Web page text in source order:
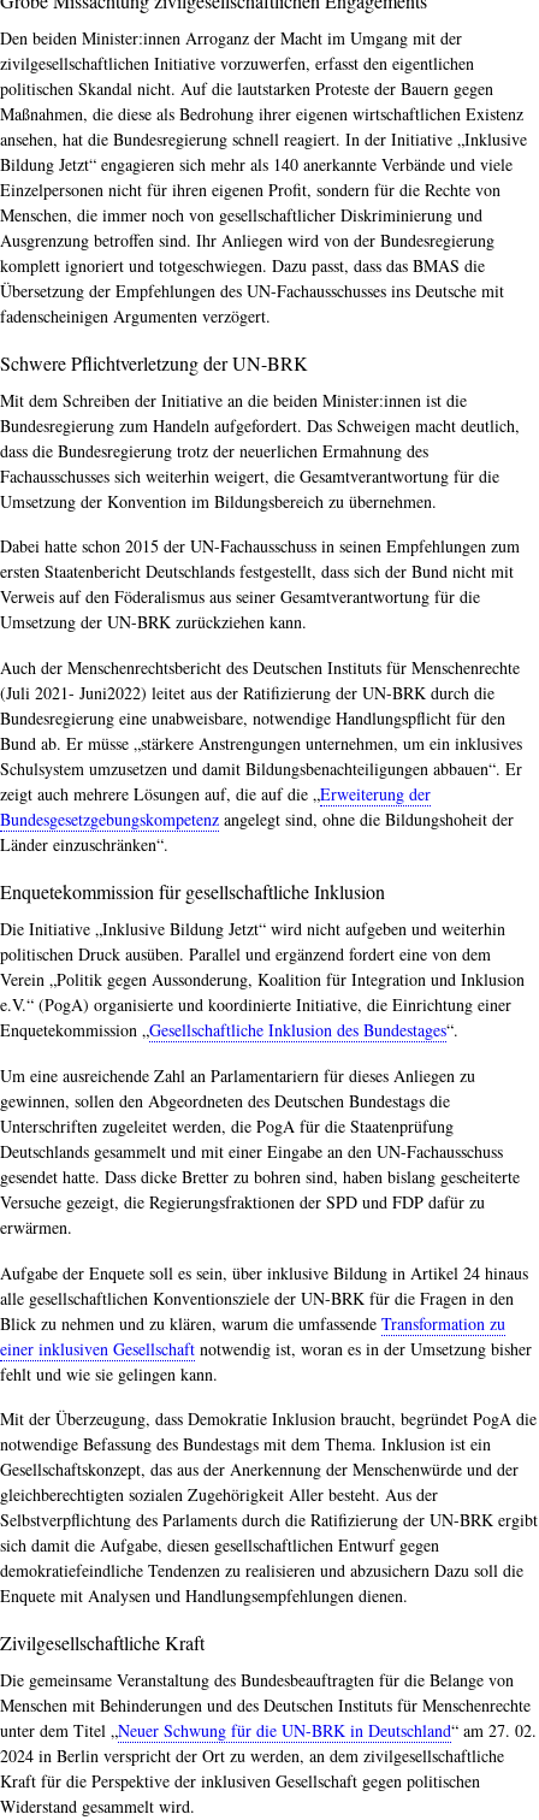
Den beiden Minister:innen Arroganz der Macht im Umgang mit der
zivilgesellschaftlichen Initiative vorzuwerfen, erfasst den eigentlichen
politischen Skandal nicht. Auf die lautstarken Proteste der Bauern gegen
Maßnahmen, die diese als Bedrohung ihrer eigenen wirtschaftlichen Existenz
ansehen, hat die Bundesregierung schnell reagiert. In der Initiative „Inklusive
Bildung Jetzt“ engagieren sich mehr als 140 anerkannte Verbände und viele
Einzelpersonen nicht für ihren eigenen Profit, sondern für die Rechte von
Menschen, die immer noch von gesellschaftlicher Diskriminierung und
Ausgrenzung betroffen sind. Ihr Anliegen wird von der Bundesregierung
komplett ignoriert und totgeschwiegen. Dazu passt, dass das BMAS die
Übersetzung der Empfehlungen des UN-Fachausschusses ins Deutsche mit
fadenscheinigen Argumenten verzögert.
Schwere Pflichtverletzung der UN-BRK
Mit dem Schreiben der Initiative an die beiden Minister:innen ist die
Bundesregierung zum Handeln aufgefordert. Das Schweigen macht deutlich,
dass die Bundesregierung trotz der neuerlichen Ermahnung des
Fachausschusses sich weiterhin weigert, die Gesamtverantwortung für die
Umsetzung der Konvention im Bildungsbereich zu übernehmen.
Dabei hatte schon 2015 der UN-Fachausschuss in seinen Empfehlungen zum
ersten Staatenbericht Deutschlands festgestellt, dass sich der Bund nicht mit
Verweis auf den Föderalismus aus seiner Gesamtverantwortung für die
Umsetzung der UN-BRK zurückziehen kann.
Auch der Menschenrechtsbericht des Deutschen Instituts für Menschenrechte
(Juli 2021- Juni2022) leitet aus der Ratifizierung der UN-BRK durch die
Bundesregierung eine unabweisbare, notwendige Handlungspflicht für den
Bund ab. Er müsse „stärkere Anstrengungen unternehmen, um ein inklusives
Schulsystem umzusetzen und damit Bildungsbenachteiligungen abbauen“. Er
zeigt auch mehrere Lösungen auf, die auf die „Erweiterung der
Bundesgesetzgebungskompetenz angelegt sind, ohne die Bildungshoheit der
Länder einzuschränken“.
Enquetekommission für gesellschaftliche Inklusion
Die Initiative „Inklusive Bildung Jetzt“ wird nicht aufgeben und weiterhin
politischen Druck ausüben. Parallel und ergänzend fordert eine von dem
Verein „Politik gegen Aussonderung, Koalition für Integration und Inklusion
e.V.“ (PogA) organisierte und koordinierte Initiative, die Einrichtung einer
Enquetekommission „Gesellschaftliche Inklusion des Bundestages“.
Um eine ausreichende Zahl an Parlamentariern für dieses Anliegen zu
gewinnen, sollen den Abgeordneten des Deutschen Bundestags die
Unterschriften zugeleitet werden, die PogA für die Staatenprüfung
Deutschlands gesammelt und mit einer Eingabe an den UN-Fachausschuss
gesendet hatte. Dass dicke Bretter zu bohren sind, haben bislang gescheiterte
Versuche gezeigt, die Regierungsfraktionen der SPD und FDP dafür zu
erwärmen.
Aufgabe der Enquete soll es sein, über inklusive Bildung in Artikel 24 hinaus
alle gesellschaftlichen Konventionsziele der UN-BRK für die Fragen in den
Blick zu nehmen und zu klären, warum die umfassende Transformation zu
einer inklusiven Gesellschaft notwendig ist, woran es in der Umsetzung bisher
fehlt und wie sie gelingen kann.
Mit der Überzeugung, dass Demokratie Inklusion braucht, begründet PogA die
notwendige Befassung des Bundestags mit dem Thema. Inklusion ist ein
Gesellschaftskonzept, das aus der Anerkennung der Menschenwürde und der
gleichberechtigten sozialen Zugehörigkeit Aller besteht. Aus der
Selbstverpflichtung des Parlaments durch die Ratifizierung der UN-BRK ergibt
sich damit die Aufgabe, diesen gesellschaftlichen Entwurf gegen
demokratiefeindliche Tendenzen zu realisieren und abzusichern Dazu soll die
Enquete mit Analysen und Handlungsempfehlungen dienen.
Zivilgesellschaftliche Kraft
Die gemeinsame Veranstaltung des Bundesbeauftragten für die Belange von
Menschen mit Behinderungen und des Deutschen Instituts für Menschenrechte
unter dem Titel „Neuer Schwung für die UN-BRK in Deutschland“ am 27. 02.
2024 in Berlin verspricht der Ort zu werden, an dem zivilgesellschaftliche
Kraft für die Perspektive der inklusiven Gesellschaft gegen politischen
Widerstand gesammelt wird.